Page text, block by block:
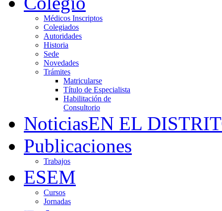
Médicos Inscriptos
Colegiados
Autoridades
Historia
Sede
Novedades
Trámites
Matricularse
Título de Especialista
Habilitación de
Consultorio
NoticiasEN EL
Publicaciones
Trabajos
ESEM
Cursos
Jornadas